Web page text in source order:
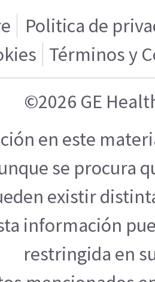
Politica de
Términos y
©2026 GE
en este
se procura
existir
información
restringida en